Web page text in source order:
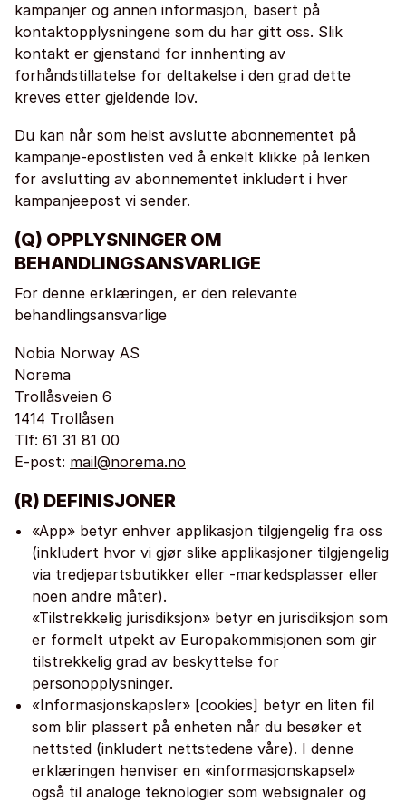
kampanjer og annen informasjon, basert på
kontaktopplysningene som du har gitt oss. Slik
kontakt er gjenstand for innhenting av
forhåndstillatelse for deltakelse i den grad dette
kreves etter gjeldende lov.
Du kan når som helst avslutte abonnementet på
kampanje-epostlisten ved å enkelt klikke på lenken
for avslutting av abonnementet inkludert i hver
kampanjeepost vi sender.
(Q) OPPLYSNINGER OM
BEHANDLINGSANSVARLIGE
For denne erklæringen, er den relevante
behandlingsansvarlige
Nobia Norway AS
Norema
Trollåsveien 6
1414 Trollåsen
Tlf: 61 31 81 00
E-post: mail@norema.no
(R) DEFINISJONER
«App» betyr enhver applikasjon tilgjengelig fra oss
(inkludert hvor vi gjør slike applikasjoner tilgjengelig
via tredjepartsbutikker eller -markedsplasser eller
noen andre måter).
«Tilstrekkelig jurisdiksjon» betyr en jurisdiksjon som
er formelt utpekt av Europakommisjonen som gir
tilstrekkelig grad av beskyttelse for
personopplysninger.
«Informasjonskapsler» [cookies] betyr en liten fil
som blir plassert på enheten når du besøker et
nettsted (inkludert nettstedene våre). I denne
erklæringen henviser en «informasjonskapsel»
også til analoge teknologier som websignaler og